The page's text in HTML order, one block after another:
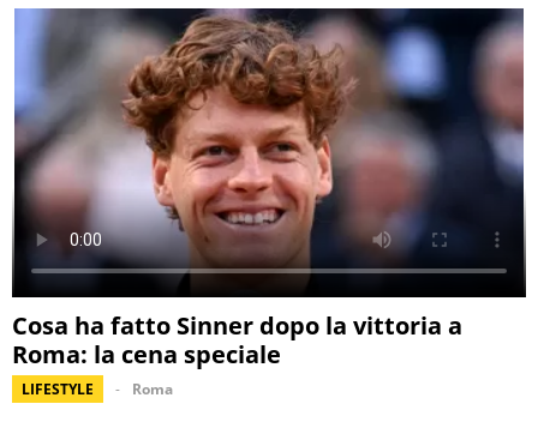
Cosa ha fatto Sinner dopo la vittoria a
Roma: la cena speciale
LIFESTYLE Roma